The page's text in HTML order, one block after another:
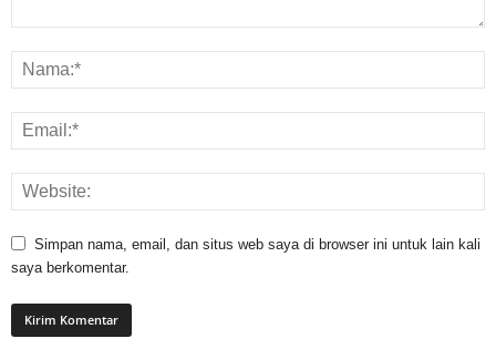
Simpan nama, email, dan situs web saya di browser ini untuk lain kali
saya berkomentar.